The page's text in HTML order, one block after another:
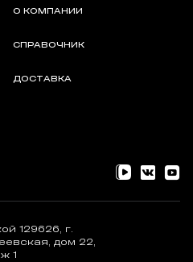
О КОМПАНИИ
СПРАВОЧНИК
ДОСТАВКА
129626, г.
дом 22,
1